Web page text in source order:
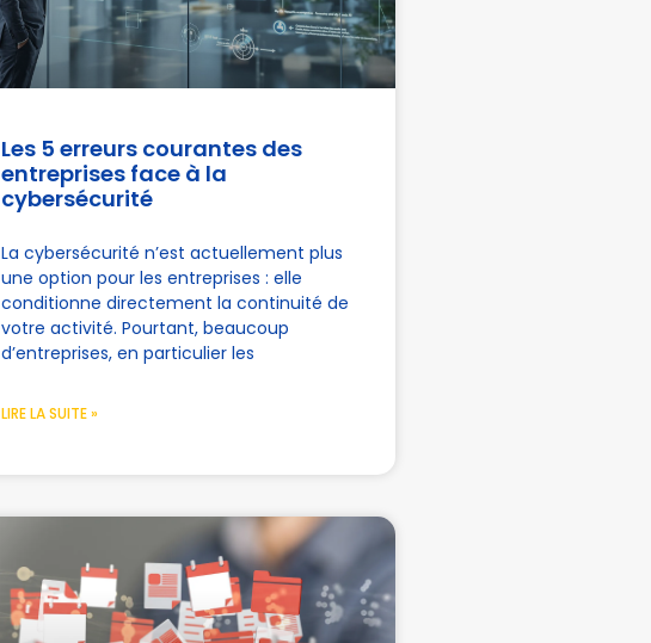
Les 5 erreurs courantes des
entreprises face à la
cybersécurité
La cybersécurité n’est actuellement plus
une option pour les entreprises : elle
conditionne directement la continuité de
votre activité. Pourtant, beaucoup
d’entreprises, en particulier les
LIRE LA SUITE »